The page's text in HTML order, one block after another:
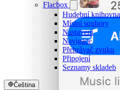
Flacbox
Hudební knihovna
Místní soubory
Nastavení
Navigace
Přehrávač zvuku
Připojení
Seznamy skladeb
Čeština